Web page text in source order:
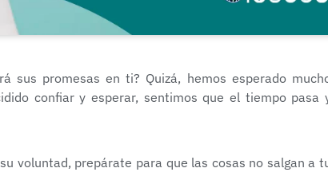
sus promesas en ti? Quizá, hemos esperado
confiar y esperar, sentimos que el tiempo pasa
voluntad, prepárate para que las cosas no salgan a